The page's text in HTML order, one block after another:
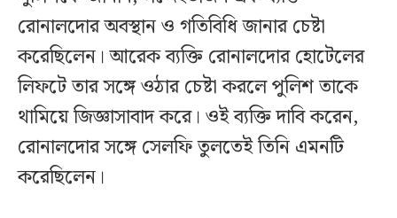
রোনালদোর অবস্থান ও গতিবিধি জানার চেষ্টা
করেছিলেন। আরেক ব্যক্তি রোনালদোর হোটেলের
লিফটে তার সঙ্গে ওঠার চেষ্টা করলে পুলিশ তাকে
থামিয়ে জিজ্ঞাসাবাদ করে। ওই ব্যক্তি দাবি করেন,
রোনালদোর সঙ্গে সেলফি তুলতেই তিনি এমনটি
করেছিলেন।